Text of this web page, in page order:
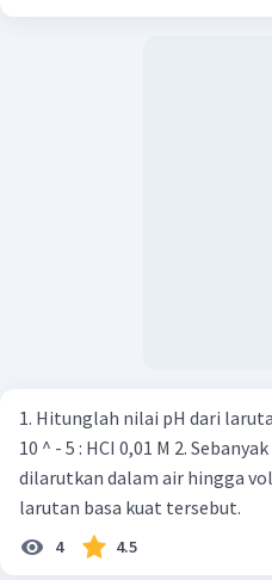
1. Hitunglah nilai pH dari larutan asam berikut:
10 ^ - 5 : HCI 0,01 M 2. Sebanyak 0,37 gram Ca(OH)2 (Ar Ca = 40 O-16, H = 1 )
dilarutkan dalam air hingga
larutan basa kuat tersebut.
4 4.5